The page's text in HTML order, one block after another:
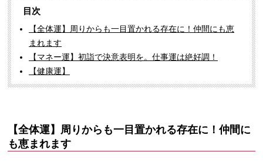
目次
【全体運】周りからも一目置かれる存在に！仲間にも恵
まれます
【マネー運】初詣で決意表明を。仕事運は絶好調！
【健康運】
【全体運】周りからも一目置かれる存在に！仲間に
も恵まれます